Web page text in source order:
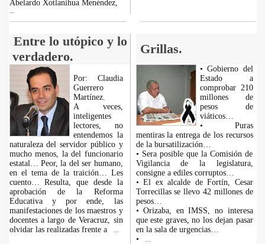
Abelardo Xotlanihua Menéndez,
Entre lo utópico y lo
verdadero.
Grillas.
Por: Claudia
Guerrero
Martínez.
A veces,
inteligentes
lectores, no
entendemos la
naturaleza del servidor público y
mucho menos, la del funcionario
estatal… Peor, la del ser humano,
en el tema de la traición… Les
cuento… Resulta, que desde la
aprobación de la Reforma
Educativa y por ende, las
manifestaciones de los maestros y
docentes a largo de Veracruz, sin
olvidar las realizadas frente a
• Gobierno del
Estado a
comprobar 210
millones de
pesos de
viáticos…
• Puras
mentiras la entrega de los recursos
de la bursatilización…
• Sera posible que la Comisión de
Vigilancia de la legislatura,
consigne a ediles corruptos…
• El ex alcalde de Fortín, Cesar
Torrecillas se llevo 42 millones de
pesos…
• Orizaba, en IMSS, no interesa
que este graves, no los dejan pasar
en la sala de urgencias…
•